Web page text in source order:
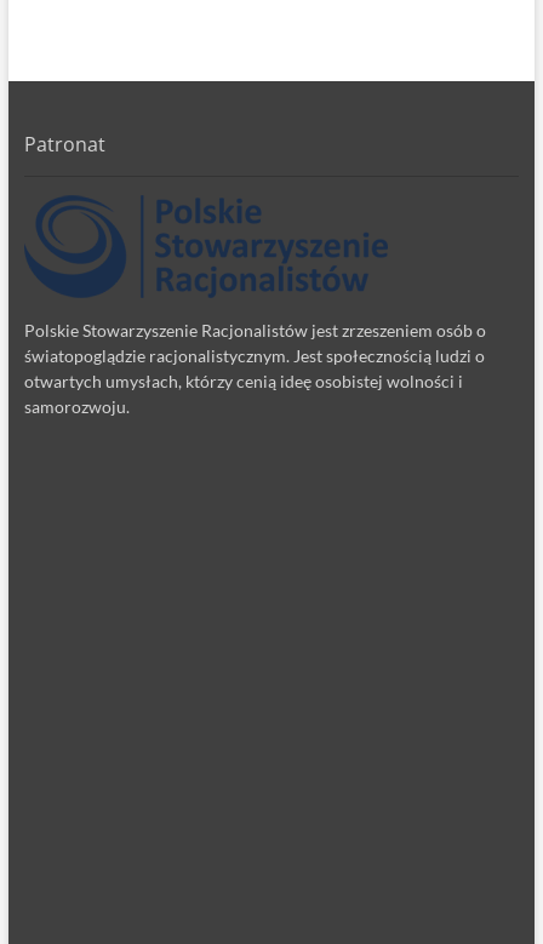
Patronat
Polskie Stowarzyszenie Racjonalistów jest zrzeszeniem osób o
światopoglądzie racjonalistycznym. Jest społecznością ludzi o
otwartych umysłach, którzy cenią ideę osobistej wolności i
samorozwoju.